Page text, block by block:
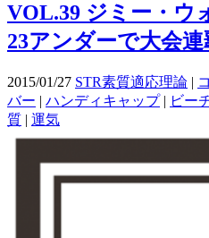
VOL.39 ジミー・ウ
23アンダーで大会連
2015/01/27 STR素質適応理論 |
バー | ハンディキャップ| ビー
質 | 運気